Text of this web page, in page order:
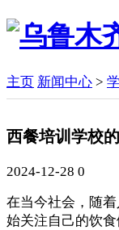
主页 新闻中心 >
西餐培训学校
2024-12-28 0
在当今社会，随
始关注自己的饮